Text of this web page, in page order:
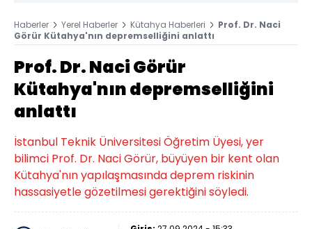
Haberler Yerel Haberler Kütahya Haberleri
Prof. Dr. Naci
Görür Kütahya'nın depremselliğini anlattı
Prof. Dr. Naci Görür
Kütahya'nın depremselliğini
anlattı
İstanbul Teknik Üniversitesi Öğretim Üyesi, yer
bilimci Prof. Dr. Naci Görür, büyüyen bir kent olan
Kütahya'nın yapılaşmasında deprem riskinin
hassasiyetle gözetilmesi gerektiğini söyledi.